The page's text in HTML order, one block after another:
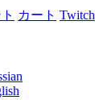
カート Twitch